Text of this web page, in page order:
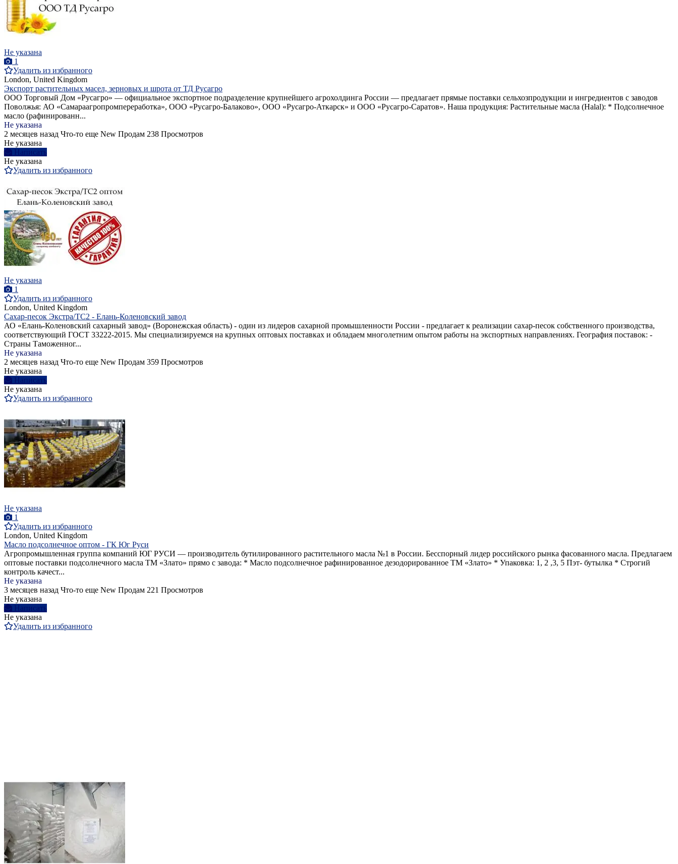
Не указана
1
Удалить из избранного
London, United Kingdom
Экспорт растительных масел, зерновых и шрота от ТД Русагро
ООО Торговый Дом «Русагро» — официальное экспортное подразделение крупнейшего агрохолдинга России — предлагает прямые поставки сельхозпродукции и ингредиентов с заводов
Поволжья: АО «Самараагропромпереработка», ООО «Русагро-Балаково», ООО «Русагро-Аткарск» и ООО «Русагро-Саратов». Наша продукция: Растительные масла (Halal): * Подсолнечное
масло (рафинированн...
Не указана
2 месяцев назад Что-то еще New Продам 238 Просмотров
Не указана
Написать
Не указана
Удалить из избранного
Не указана
1
Удалить из избранного
London, United Kingdom
Сахар-песок Экстра/ТС2 - Елань-Коленовский завод
АО «Елань-Коленовский сахарный завод» (Воронежская область) - один из лидеров сахарной промышленности России - предлагает к реализации сахар-песок собственного производства,
соответствующий ГОСТ 33222-2015. Мы специализируемся на крупных оптовых поставках и обладаем многолетним опытом работы на экспортных направлениях. География поставок: -
Страны Таможенног...
Не указана
2 месяцев назад Что-то еще New Продам 359 Просмотров
Не указана
Написать
Не указана
Удалить из избранного
Не указана
1
Удалить из избранного
London, United Kingdom
Масло подсолнечное оптом - ГК Юг Руси
Агропромышленная группа компаний ЮГ РУСИ — производитель бутилированного растительного масла №1 в России. Бесспорный лидер российского рынка фасованного масла. Предлагаем
оптовые поставки подсолнечного масла ТМ «Злато» прямо с завода: * Масло подсолнечное рафинированное дезодорированное ТМ «Злато» * Упаковка: 1, 2 ,3, 5 Пэт- бутылка * Строгий
контроль качест...
Не указана
3 месяцев назад Что-то еще New Продам 221 Просмотров
Не указана
Написать
Не указана
Удалить из избранного